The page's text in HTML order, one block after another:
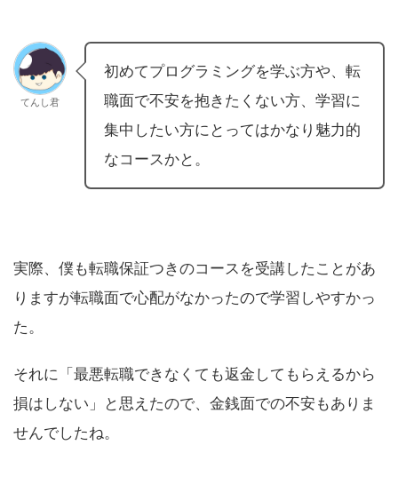
てんし君
初めてプログラミングを学ぶ方や、転
職面で不安を抱きたくない方、学習に
集中したい方にとってはかなり魅力的
なコースかと。
実際、僕も転職保証つきのコースを受講したことがあ
りますが転職面で心配がなかったので学習しやすかっ
た。
それに「最悪転職できなくても返金してもらえるから
損はしない」と思えたので、金銭面での不安もありま
せんでしたね。